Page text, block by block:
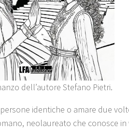
dell’autore Stefano Pietri.
identiche o amare due
neolaureato che conosce in